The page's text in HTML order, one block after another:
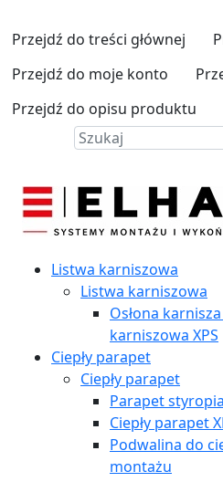
Przejdź do treści głównej
Przejdź do moje konto
Przejdź do opisu produktu
Listwa karniszowa
Listwa karniszowa
Osłona
karniszowa XPS
Ciepły parapet
Ciepły parapet
Parapet
Ciepły parapet
Podwalina do
montażu